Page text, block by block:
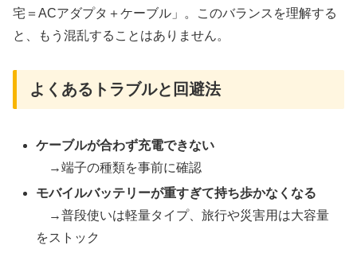
宅＝ACアダプタ＋ケーブル」。このバランスを理解する
と、もう混乱することはありません。
よくあるトラブルと回避法
ケーブルが合わず充電できない
→端子の種類を事前に確認
モバイルバッテリーが重すぎて持ち歩かなくなる
→普段使いは軽量タイプ、旅行や災害用は大容量
をストック